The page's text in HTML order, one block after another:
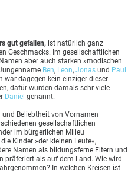
gut gefallen, ist natürlich ganz
Geschmacks. Im gesellschaftlichen
aber auch starken »modischen
Ben, Leon, Jonas und Paul
war dagegen kein einziger dieser
dafür wurden damals sehr viele
Daniel genannt.
Beliebtheit von Vornamen
gesellschaftlichen
im bürgerlichen Milieu
Kinder »der kleinen Leute«,
Namen als bildungsferne Eltern und
präferiert als auf dem Land. Wie wird
In welchen Kreisen ist